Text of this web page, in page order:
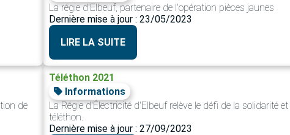
La régie d'Elbeuf, partenaire de l'opération pièces jaunes
Dernière mise à jour : 23/05/2023
LIRE LA SUITE
de
Téléthon 2021
Informations
La Régie d'Électricité d'Elbeuf relève le défi de la solidarité
téléthon.
Dernière mise à jour : 27/09/2023